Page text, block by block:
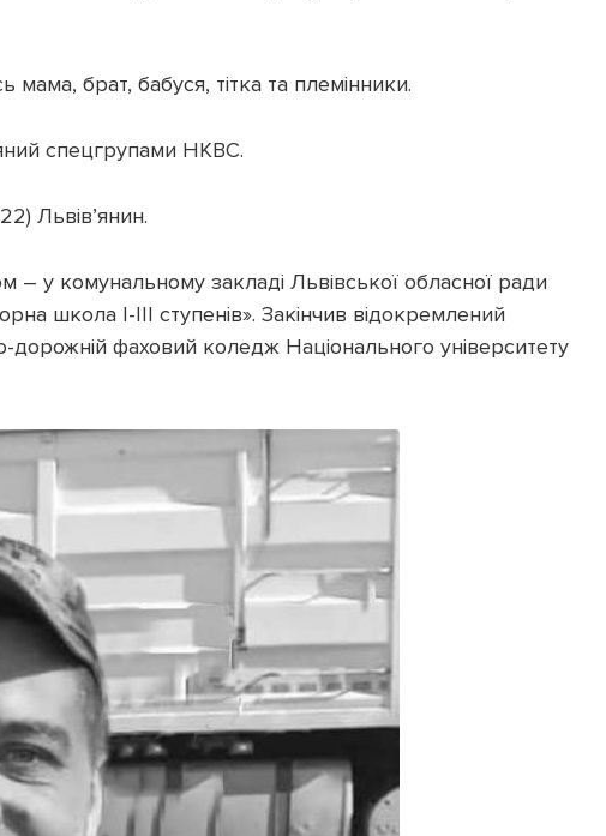
брат, бабуся, тітка та племінники.
спецгрупами НКВС.
Львів’янин.
– у комунальному закладі Львівської обласної ради
школа І-ІІІ ступенів». Закінчив відокремлений
дорожній фаховий коледж Національного університету